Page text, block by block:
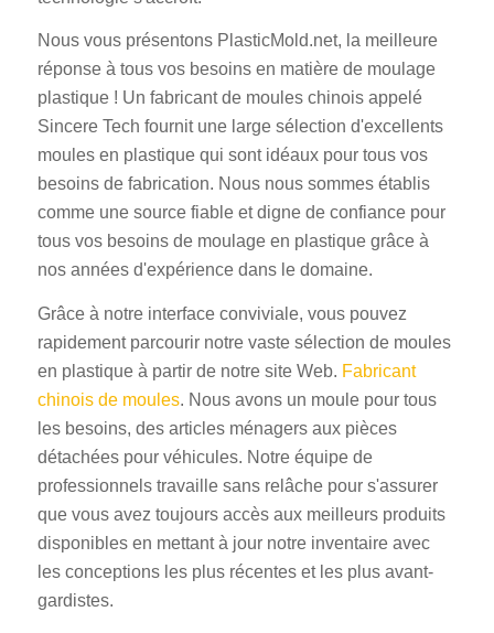
Nous vous présentons PlasticMold.net, la meilleure
réponse à tous vos besoins en matière de moulage
plastique ! Un fabricant de moules chinois appelé
Sincere Tech fournit une large sélection d'excellents
moules en plastique qui sont idéaux pour tous vos
besoins de fabrication. Nous nous sommes établis
comme une source fiable et digne de confiance pour
tous vos besoins de moulage en plastique grâce à
nos années d'expérience dans le domaine.
Grâce à notre interface conviviale, vous pouvez
rapidement parcourir notre vaste sélection de moules
en plastique à partir de notre site Web. Fabricant
chinois de moules. Nous avons un moule pour tous
les besoins, des articles ménagers aux pièces
détachées pour véhicules. Notre équipe de
professionnels travaille sans relâche pour s'assurer
que vous avez toujours accès aux meilleurs produits
disponibles en mettant à jour notre inventaire avec
les conceptions les plus récentes et les plus avant-
gardistes.